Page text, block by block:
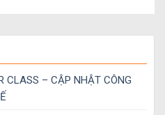
CLASS – CẬP NHẬT CÔNG